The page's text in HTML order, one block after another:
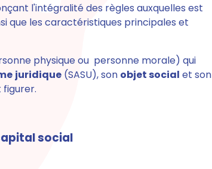
l'intégralité des règles auxquelles est
que les caractéristiques principales et
physique ou personne morale) qui
juridique (SASU), son objet social et son
social